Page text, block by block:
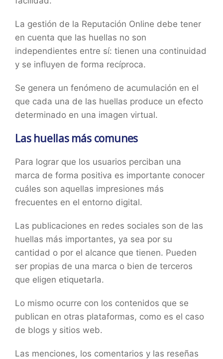
La gestión de la Reputación Online debe tener
en cuenta que las huellas no son
independientes entre sí: tienen una continuidad
y se influyen de forma recíproca.
Se genera un fenómeno de acumulación en el
que cada una de las huellas produce un efecto
determinado en una imagen virtual.
Las huellas más comunes
Para lograr que los usuarios perciban una
marca de forma positiva es importante conocer
cuáles son aquellas impresiones más
frecuentes en el entorno digital.
Las publicaciones en redes sociales son de las
huellas más importantes, ya sea por su
cantidad o por el alcance que tienen. Pueden
ser propias de una marca o bien de terceros
que eligen etiquetarla.
Lo mismo ocurre con los contenidos que se
publican en otras plataformas, como es el caso
de blogs y sitios web.
Las menciones, los comentarios y las reseñas